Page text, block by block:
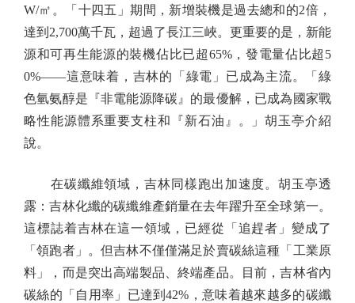
W/㎡。「十四五」期間，新增裝機是過去總和的2倍，
達到2,700萬千瓦，超過了長江三峽。更重要的是，新能
源和可再生能源的裝機佔比已超65%，發電量佔比超5
0%——這意味着，吉林的「綠電」已成為主流。「綠
色氫氨醇是『非電能源降碳』的最優解，已成為國家戰
略性能源體系重要支柱和『新石油』。」胡玉亭介紹
說。
在碳纖維領域，吉林同樣跑出加速度。胡玉亭透
露：吉林化纖的碳纖維產銷量在去年躍升至全球第一。
這標誌着吉林在這一領域，已經從「追趕者」變成了
「領跑者」。但吉林不僅僅滿足於賣碳絲這種「工業原
料」，而是突出高端製品、終端產品。目前，吉林省內
碳絲的「自用率」已達到42%，意味着越來越多的碳纖